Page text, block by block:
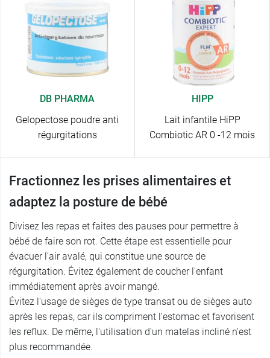
DB PHARMA
Gelopectose poudre anti
régurgitations
HIPP
Lait infantile HiPP
Combiotic AR 0 -12 mois
Fractionnez les prises alimentaires et
adaptez la posture de bébé
Divisez les repas et faites des pauses pour permettre à
bébé de faire son rot. Cette étape est essentielle pour
évacuer l'air avalé, qui constitue une source de
régurgitation. Évitez également de coucher l'enfant
immédiatement après avoir mangé.
Évitez l'usage de sièges de type transat ou de sièges auto
après les repas, car ils compriment l'estomac et favorisent
les reflux. De même, l'utilisation d'un matelas incliné n'est
plus recommandée.